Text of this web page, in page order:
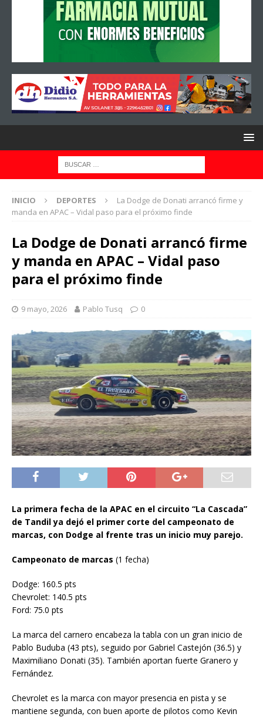
INICIO DEPORTES
La Dodge de Donati arrancó firme y
manda en APAC – Vidal paso para el próximo finde
La Dodge de Donati arrancó firme
y manda en APAC – Vidal paso
para el próximo finde
9 mayo, 2026 Pablo Tusq 0
La primera fecha de la APAC en el circuito “La Cascada”
de Tandil ya dejó el primer corte del campeonato de
marcas, con Dodge al frente tras un inicio muy parejo.
Campeonato de marcas (1 fecha)
Dodge: 160.5 pts
Chevrolet: 140.5 pts
Ford: 75.0 pts
La marca del carnero encabeza la tabla con un gran inicio de
Pablo Buduba (43 pts), seguido por Gabriel Castejón (36.5) y
Maximiliano Donati (35). También aportan fuerte Granero y
Fernández.
Chevrolet es la marca con mayor presencia en pista y se
mantiene segunda, con buen aporte de pilotos como Kevin